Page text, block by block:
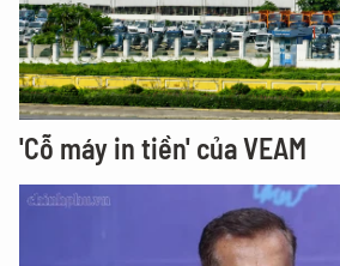
'Cỗ máy in tiền' của VEAM